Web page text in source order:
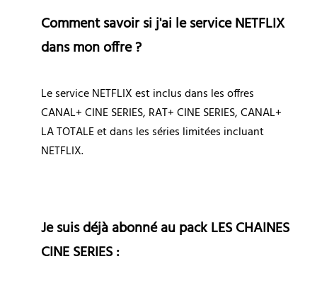
Comment savoir si j'ai le service NETFLIX
dans mon offre ?
Le service NETFLIX est inclus dans les offres
CANAL+ CINE SERIES, RAT+ CINE SERIES, CANAL+
LA TOTALE et dans les séries limitées incluant
NETFLIX.
Je suis déjà abonné au pack LES CHAINES
CINE SERIES :